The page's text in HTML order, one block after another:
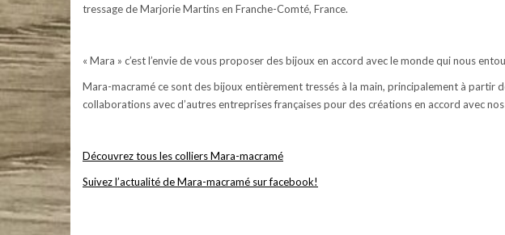
tressage de Marjorie Martins en Franche-Comté, France.
« Mara » c’est l’envie de vous proposer des bijoux en accord avec le monde qui nous
Mara-macramé ce sont des bijoux entièrement tressés à la main, principalement à
collaborations avec d’autres entreprises françaises pour des créations en accord avec
Découvrez tous les colliers Mara-macramé
Suivez l’actualité de Mara-macramé sur facebook!